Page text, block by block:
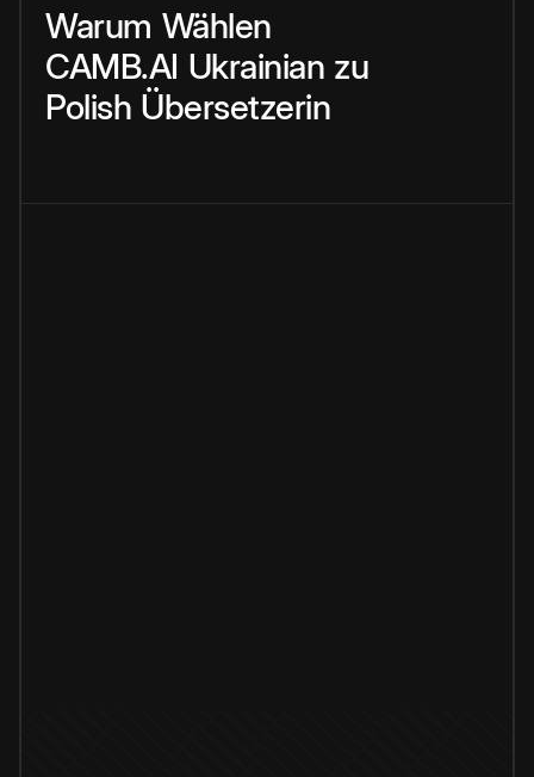
Warum Wählen
CAMB.AI Ukrainian zu
Polish Übersetzerin